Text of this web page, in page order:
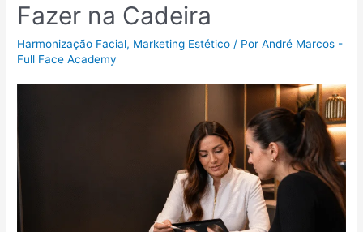
Fazer na Cadeira
Harmonização Facial, Marketing Estético / PorAndré Marcos -
Full Face Academy